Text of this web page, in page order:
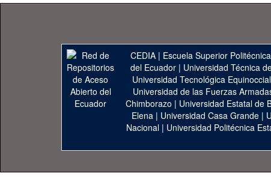
CEDIA | Escuela Superior
del Ecuador| Universidad Técnica
Universidad Tecnológica Equinoccial
Universidad de las Fuerzas
Chimborazo | Universidad Estatal de
Elena | Universidad Casa Grande |
Nacional | Universidad Politécnica